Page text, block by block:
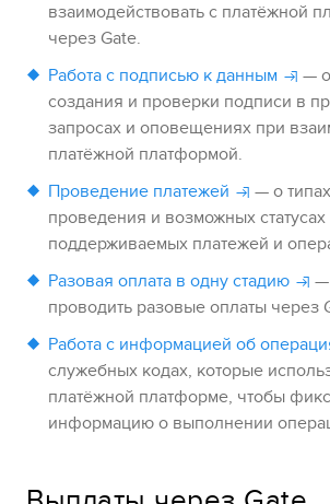
взаимодействовать с платёжной
через Gate.
Работа с подписью к данным
—
создания и проверки подписи в
запросах и оповещениях при
платёжной платформой.
Проведение платежей
— о
проведения и возможных статусах
поддерживаемых платежей и
Разовая оплата в одну стадию
—
проводить разовые оплаты через
Работа с информацией об
служебных кодах, которые
платёжной платформе, чтобы
информацию о выполнении